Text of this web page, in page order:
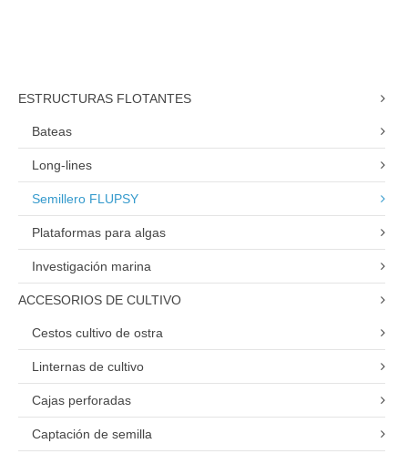
ESTRUCTURAS FLOTANTES
Bateas
Long-lines
Semillero FLUPSY
Plataformas para algas
Investigación marina
ACCESORIOS DE CULTIVO
Cestos cultivo de ostra
Linternas de cultivo
Cajas perforadas
Captación de semilla